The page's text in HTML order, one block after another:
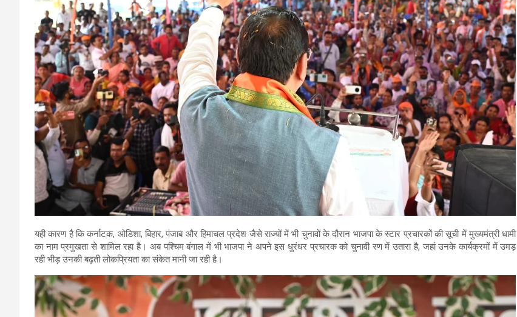
यही कारण है कि कर्नाटक, ओडिशा, बिहार, पंजाब और हिमाचल प्रदेश जैसे राज्यों में भी चुनावों के दौरान भाजपा के स्टार प्रचारकों की सूची में मुख्यमंत्री धामी
का नाम प्रमुखता से शामिल रहा है। अब पश्चिम बंगाल में भी भाजपा ने अपने इस धुरंधर प्रचारक को चुनावी रण में उतारा है, जहां उनके कार्यक्रमों में उमड़
रही भीड़ उनकी बढ़ती लोकप्रियता का संकेत मानी जा रही है।